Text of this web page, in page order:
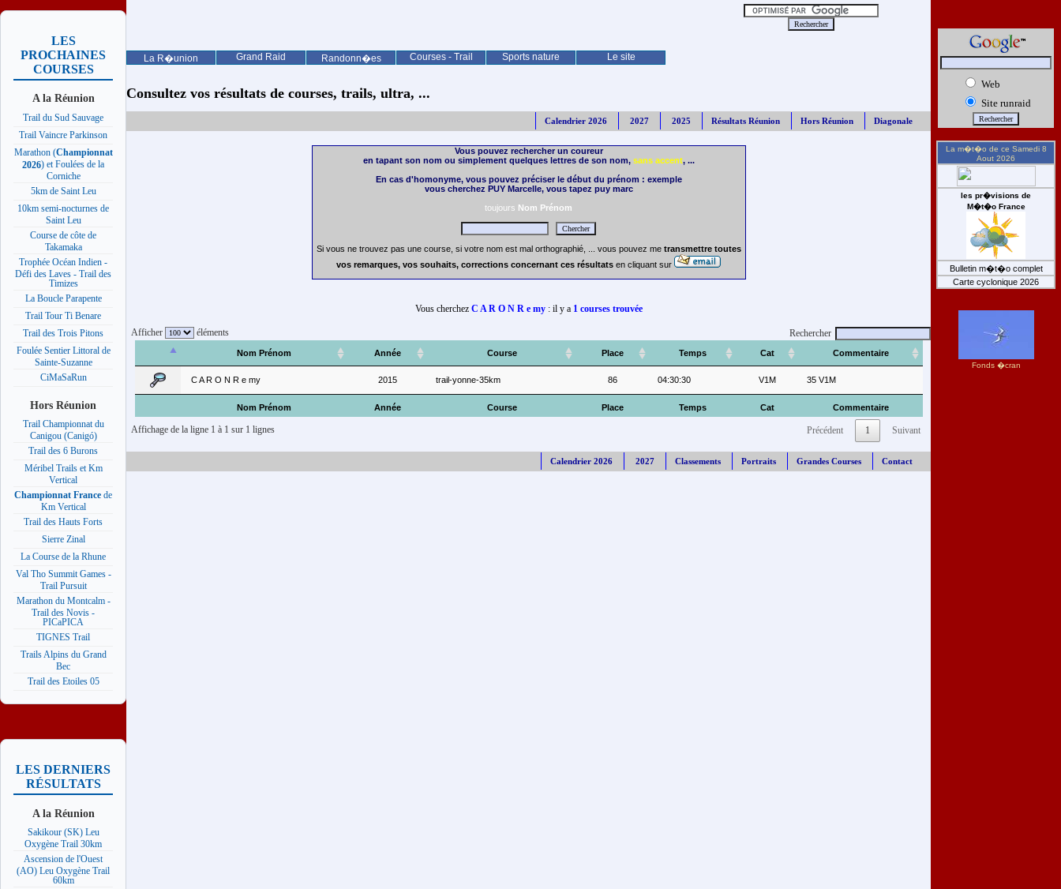
La R�union Grand Raid Randonn�es Courses - Trail Sports nature Le site
LES
PROCHAINES
COURSES
A la Réunion
Trail du Sud Sauvage
Trail Vaincre Parkinson
Marathon (Championnat
2026) et Foulées de la
Corniche
5km de Saint Leu
10km semi-nocturnes de
Saint Leu
Course de côte de
Takamaka
Trophée Océan Indien -
Défi des Laves - Trail des
Timizes
La Boucle Parapente
Trail Tour Ti Benare
Trail des Trois Pitons
Foulée Sentier Littoral de
Sainte-Suzanne
CiMaSaRun
Hors Réunion
Trail Championnat du
Canigou (Canigó)
Trail des 6 Burons
Méribel Trails et Km
Vertical
Championnat France de
Km Vertical
Trail des Hauts Forts
Sierre Zinal
La Course de la Rhune
Val Tho Summit Games -
Trail Pursuit
Marathon du Montcalm -
Trail des Novis -
PICaPICA
TIGNES Trail
Trails Alpins du Grand
Bec
Trail des Etoiles 05
LES DERNIERS
RÉSULTATS
A la Réunion
Sakikour (SK) Leu
Oxygène Trail 30km
Ascension de l'Ouest
(AO) Leu Oxygène Trail
60km
Consultez vos résultats de courses, trails, ultra, ...
Calendrier 2026 2027 2025 Résultats Réunion Hors Réunion Diagonale
Vous pouvez rechercher un coureur
en tapant son nom ou simplement quelques lettres de son nom, sans accent, ...
En cas d'homonyme, vous pouvez préciser le début du prénom : exemple
vous cherchez PUY Marcelle, vous tapez puy marc
toujours Nom Prénom
Si vous ne trouvez pas une course, si votre nom est mal orthographié, ... vous pouvez me transmettre toutes
vos remarques, vos souhaits, corrections concernant ces résultats en cliquant sur
Vous cherchez C A R O N R e my: il y a 1 courses trouvée
Afficher éléments Rechercher
Nom Prénom Année Course Place Temps Cat Commentaire
Nom Prénom Année Course Place Temps Cat Commentaire
C A R O N R e my 2015 trail-yonne-35km 86 04:30:30 V1M 35 V1M
Affichage de la ligne 1 à 1 sur 1 lignes Précédent 1 Suivant
Calendrier 2026 2027 Classements Portraits Grandes Courses Contact
Web
Site runraid
La m�t�o de ce Samedi 8
Aout 2026
les pr�visions de
M�t�o France
Bulletin m�t�o complet
Carte cyclonique 2026
Fonds �cran